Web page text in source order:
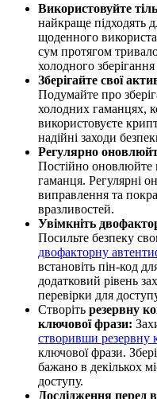
Використовуйте
найкраще підходять
щоденного
сум протягом
холодного
Зберігайте свої
Подумайте про
холодних гаманцях,
використовуєте
надійні заходи
Регулярно
Постійно оновлюйте
гаманця. Регулярні
виправлення та
вразливостей.
Увімкніть
Посильте безпеку
двофакторну
встановіть пін-код
додатковий рівень
перевірки для
Створіть резервну
ключової фрази:
створивши резервну
ключової фрази.
бажано в декількох
доступу.
Дослідження перед